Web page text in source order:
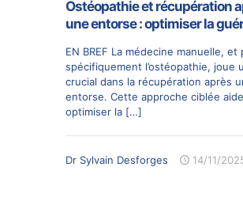
Ostéopathie et récupération
une entorse : optimiser la
EN BREF La médecine manuelle, et
spécifiquement l’ostéopathie, joue
crucial dans la récupération après
entorse. Cette approche ciblée
optimiser la […]
Dr Sylvain Desforges 14/11/